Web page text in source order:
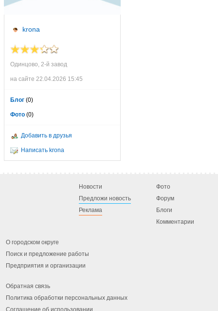
krona
Одинцово, 2-й завод
на сайте 22.04.2026 15:45
Блог (0)
Фото (0)
Добавить в друзья
Написать krona
Новости
Предложи новость
Реклама
Фото
Форум
Блоги
Комментарии
О городском округе
Поиск и предложение работы
Предприятия и организации
Обратная связь
Политика обработки персональных данных